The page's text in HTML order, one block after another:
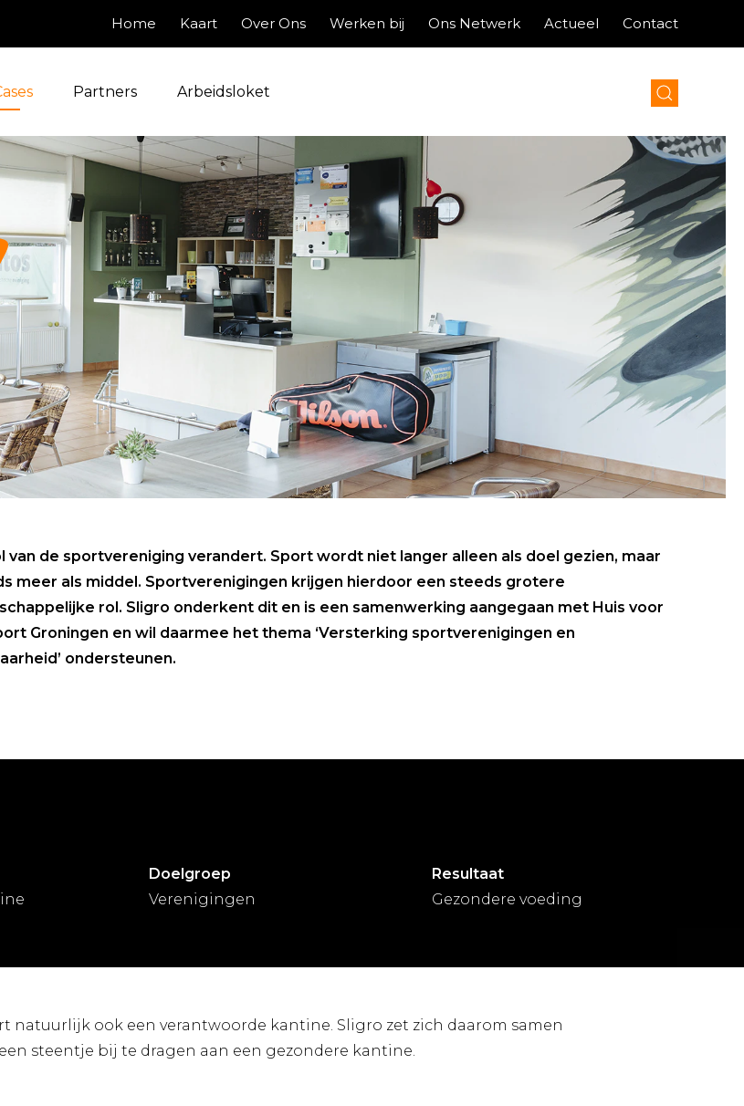
Home Kaart Over Ons Werken bij Ons Netwerk Actueel Contact
Partners Arbeidsloket
van de sportvereniging verandert. Sport wordt niet langer alleen als doel gezien, maar
meer als middel. Sportverenigingen krijgen hierdoor een steeds grotere
rol. Sligro onderkent dit en is een samenwerking aangegaan met Huis voor
Groningen en wil daarmee het thema ‘Versterking sportverenigingen en
ondersteunen.
Doelgroep
Verenigingen
Resultaat
Gezondere voeding
natuurlijk ook een verantwoorde kantine. Sligro zet zich daarom samen
steentje bij te dragen aan een gezondere kantine.